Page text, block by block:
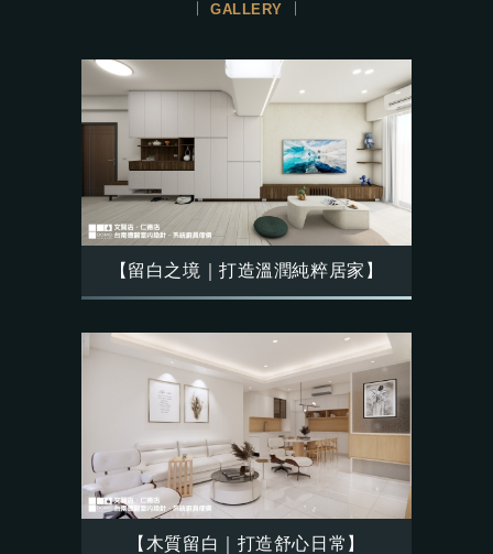
GALLERY
【留白之境｜打造溫潤純粹居家】
【木質留白｜打造舒心日常】